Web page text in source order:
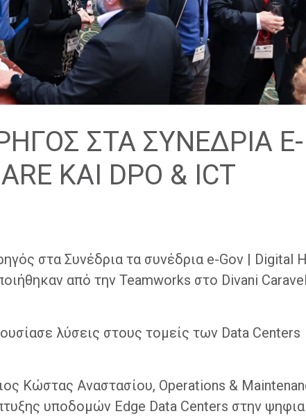
ΣΤΑ ΣΥΝΕΔΡΙΑ E-
ΚΑΙ DPO & ICT
στα Συνέδρια τα συνέδρια e-Gov | Digital
από την Teamworks στο Divani
λύσεις στους τομείς των Data Centers
Κώστας Αναστασίου, Operations &
υποδομών Edge Data Centers στην